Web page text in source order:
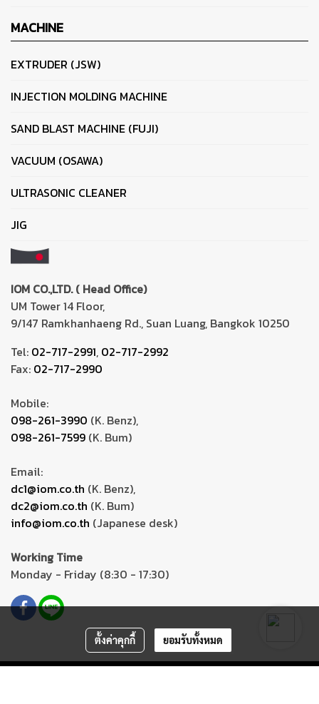
MACHINE
EXTRUDER (JSW)
INJECTION MOLDING MACHINE
SAND BLAST MACHINE (FUJI)
VACUUM (OSAWA)
ULTRASONIC CLEANER
JIG
IOM CO.,LTD. ( Head Office)
UM Tower 14 Floor,
9/147 Ramkhanhaeng Rd., Suan Luang, Bangkok 10250
Tel: 02-717-2991, 02-717-2992
Fax: 02-717-2990
Mobile:
098-261-3990 (K. Benz),
098-261-7599 (K. Bum)
Email:
dc1@iom.co.th (K. Benz),
dc2@iom.co.th (K. Bum)
info@iom.co.th (Japanese desk)
Working Time
Monday - Friday (8:30 - 17:30)
ตั้งค่าคุกกี้ ยอมรับทั้งหมด